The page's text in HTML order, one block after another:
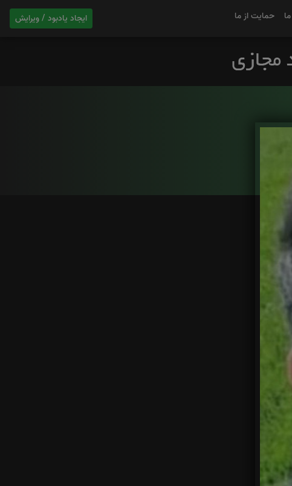
ایجاد یادبود / ویرایش حمایت از ما